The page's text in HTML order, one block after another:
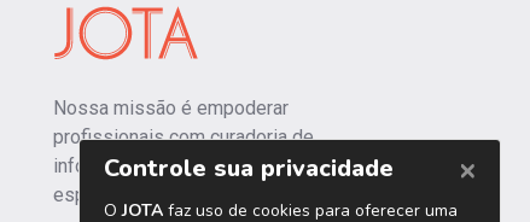
Nossa missão é empoderar
profissionais com curadoria de
informações independentes e
especializadas.